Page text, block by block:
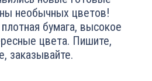
необычных цветов!
бумага, высокое
цвета. Пишите,
заказывайте.